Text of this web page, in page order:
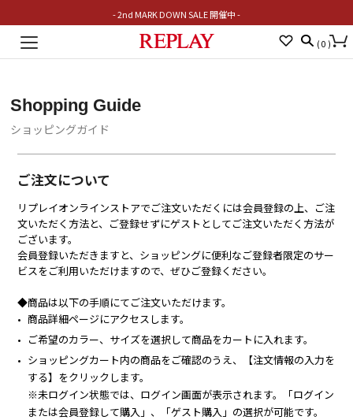
- 2nd MARK DOWN SALE 開催中 -
Toggle
( 0 )
Shopping Guide
ショッピングガイド
ご注文について
リプレイオンラインストアでご注文いただくには会員登録の上、ご注
文いただく方法と、ご登録せずにゲストとしてご注文いただく方法が
ございます。
会員登録いただきますと、ショッピングに便利なご登録者限定のサー
ビスをご利用いただけますので、ぜひご登録ください。
◆商品は以下の手順にてご注文いただけます。
商品詳細ページにアクセスします。
ご希望のカラー、サイズを選択して商品をカートに入れます。
ショッピングカート内の商品をご確認のうえ、【注文情報の入力を
する】をクリックします。
※未ログイン状態では、ログイン画面が表示されます。「ログイン
または会員登録して購入」、「ゲスト購入」の選択が可能です。